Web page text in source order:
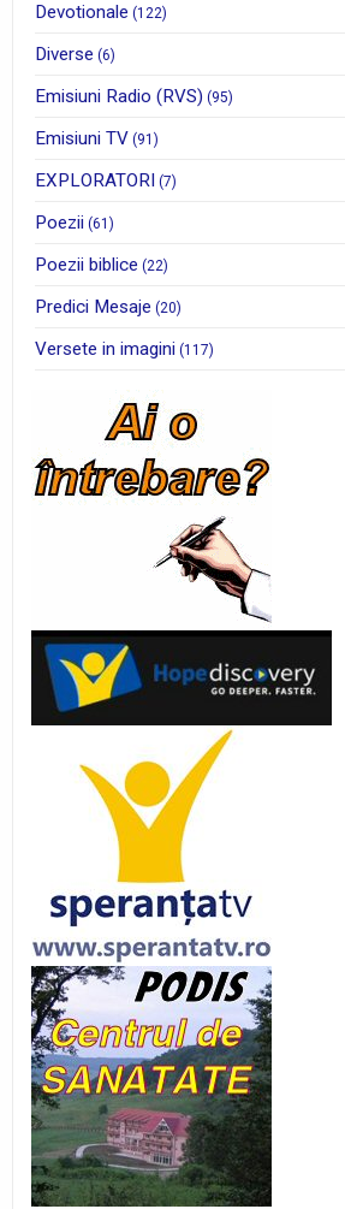
Devotionale (122)
Diverse (6)
Emisiuni Radio (RVS) (95)
Emisiuni TV (91)
EXPLORATORI (7)
Poezii (61)
Poezii biblice (22)
Predici Mesaje (20)
Versete in imagini (117)